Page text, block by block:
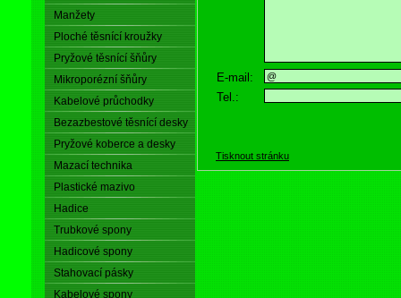
Manžety
Ploché těsnící kroužky
Pryžové těsnící šňůry
Mikroporézní šňůry
Kabelové průchodky
Bezazbestové těsnící desky
Pryžové koberce a desky
Mazací technika
Plastické mazivo
Hadice
Trubkové spony
Hadicové spony
Stahovací pásky
Kabelové spony
E-mail:
Tel.:
Tisknout stránku